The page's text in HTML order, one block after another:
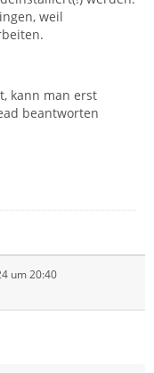
weil
kann man erst
beantworten
um 20:40